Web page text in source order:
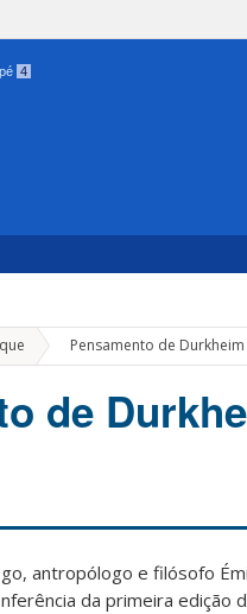
4
» Pensamento de
de
antropólogo e filósofo
da primeira